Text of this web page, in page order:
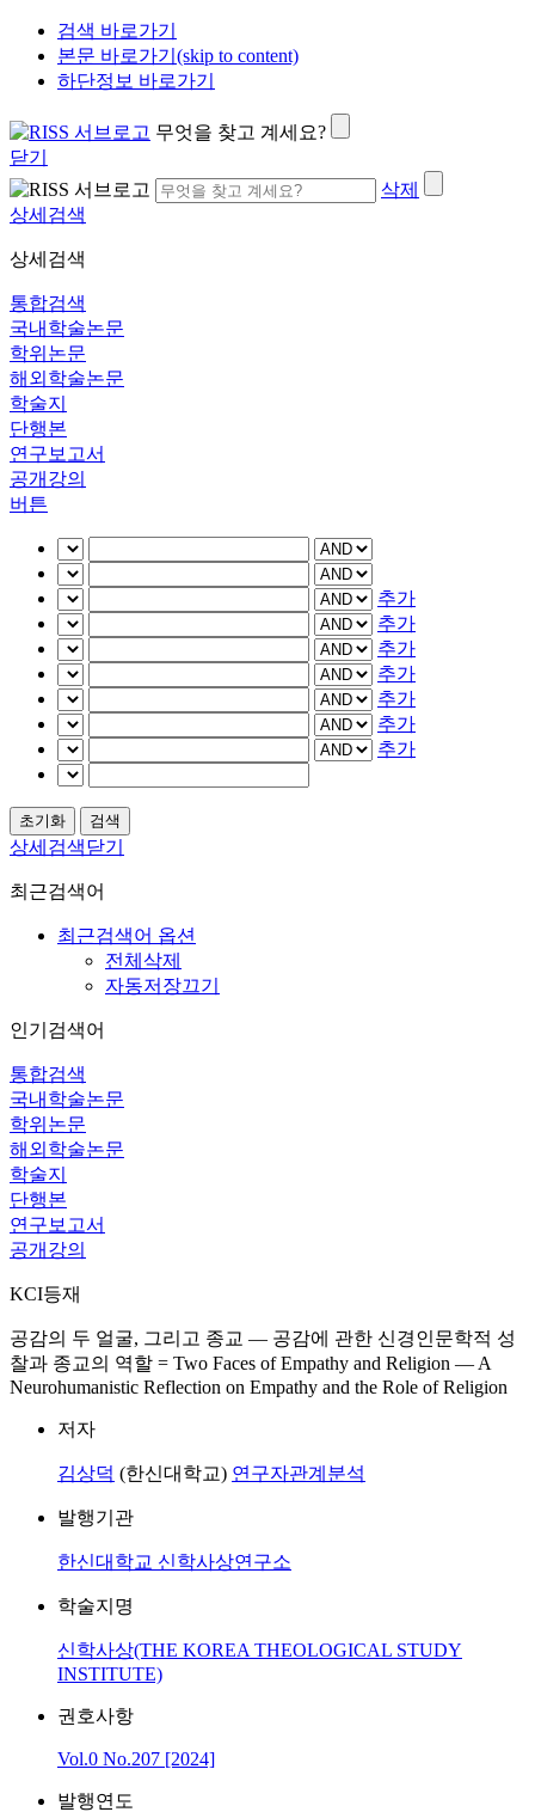
검색 바로가기
본문 바로가기(skip to content)
하단정보 바로가기
무엇을 찾고 계세요?
닫기
삭제
상세검색
상세검색
통합검색
국내학술논문
학위논문
해외학술논문
학술지
단행본
연구보고서
공개강의
버튼
추가
추가
추가
추가
추가
추가
추가
상세검색닫기
최근검색어
최근검색어 옵션
전체삭제
자동저장끄기
인기검색어
통합검색
국내학술논문
학위논문
해외학술논문
학술지
단행본
연구보고서
공개강의
KCI등재
공감의 두 얼굴, 그리고 종교 ― 공감에 관한 신경인문학적 성
찰과 종교의 역할 = Two Faces of Empathy and Religion ― A
Neurohumanistic Reflection on Empathy and the Role of Religion
저자
김상덕 (한신대학교) 연구자관계분석
발행기관
한신대학교 신학사상연구소
학술지명
신학사상(THE KOREA THEOLOGICAL STUDY
INSTITUTE)
권호사항
Vol.0 No.207 [2024]
발행연도